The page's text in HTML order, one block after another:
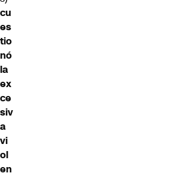
cu
es
tio
nó
la
ex
ce
siv
a
vi
ol
en